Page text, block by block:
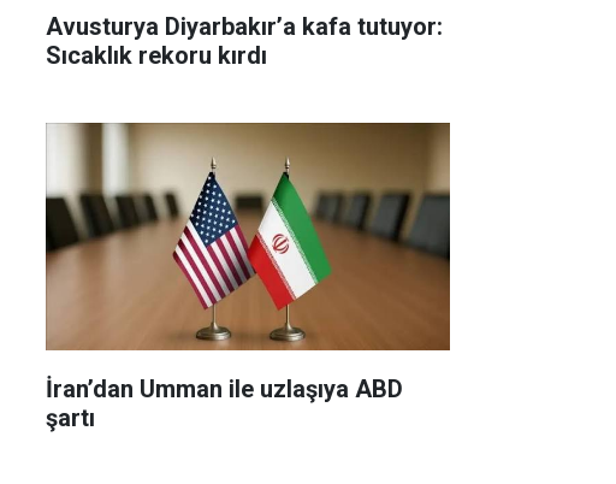
Avusturya Diyarbakır’a kafa tutuyor:
Sıcaklık rekoru kırdı
İran’dan Umman ile uzlaşıya ABD
şartı